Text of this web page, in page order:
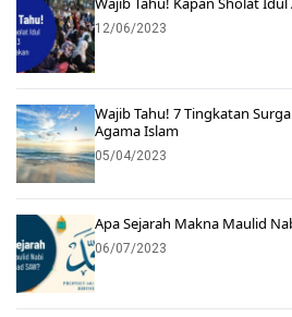
12/06/2023
Wajib Tahu! 7 Tingkatan
Agama Islam
05/04/2023
Apa Sejarah Makna Maulid
06/07/2023